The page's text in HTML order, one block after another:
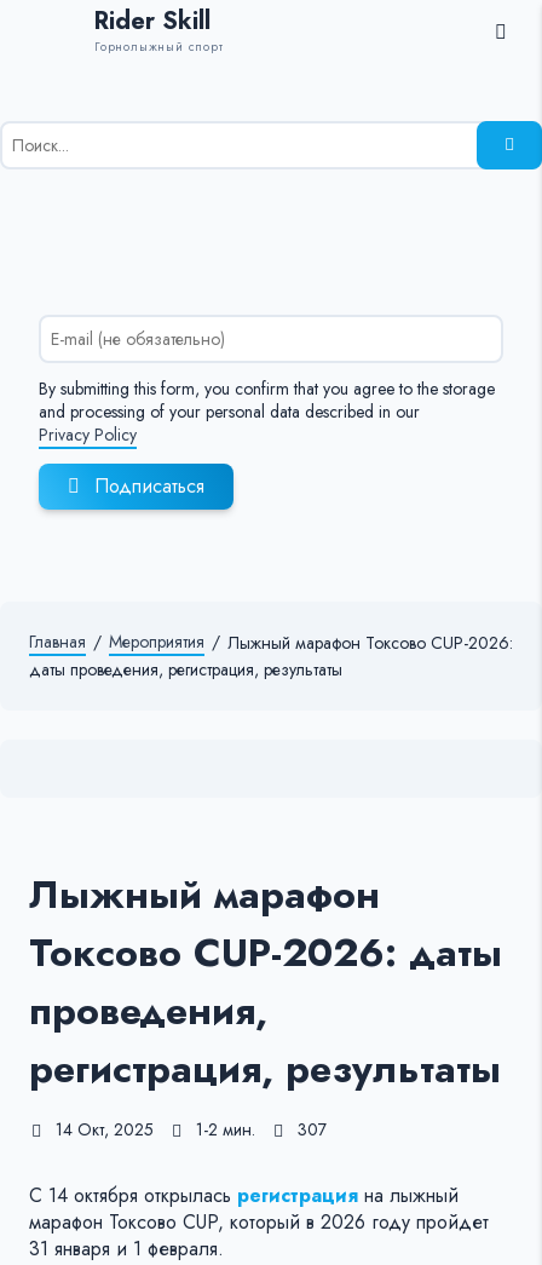
Rider Skill
Горнолыжный спорт
Результаты
поиска
By submitting this form, you confirm that you agree to the storage
and processing of your personal data described in our
Privacy Policy
Подписаться
Главная / Мероприятия / Лыжный марафон Токсово CUP-2026:
даты проведения, регистрация, результаты
Лыжный марафон
Токсово CUP-2026: даты
проведения,
регистрация, результаты
14 Окт, 2025 1-2 мин. 307
С 14 октября открылась регистрация на лыжный
марафон Токсово CUP, который в 2026 году пройдет
31 января и 1 февраля.